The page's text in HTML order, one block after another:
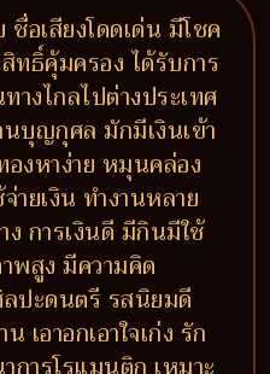
อเสียงโดดเด่น มีโชค
ธิ์คุ้มครอง ได้รับการ
งไกลไปต่างประเทศ
นบุญกุศล มักมีเงินเข้า
องหาง่าย หมุนคล่อง
ายเงิน ทำงานหลาย
การเงินดี มีกินมีใช้
พสูง มีความคิด
ลปะดนตรี รสนิยมดี
เอาอกเอาใจเก่ง รัก